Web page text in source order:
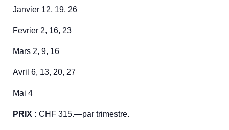
Janvier 12, 19, 26
Fevrier 2, 16, 23
Mars 2, 9, 16
Avril 6, 13, 20, 27
Mai 4
PRIX : CHF 315.—par trimestre.